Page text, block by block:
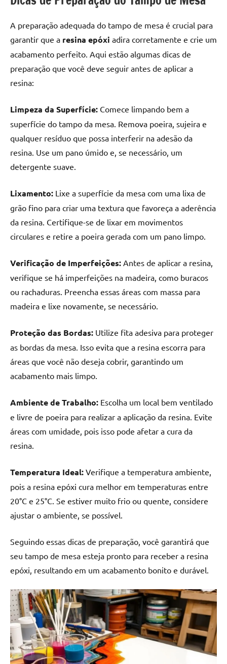
A preparação adequada do tampo de mesa é crucial para
garantir que a resina epóxi adira corretamente e crie um
acabamento perfeito. Aqui estão algumas dicas de
preparação que você deve seguir antes de aplicar a
resina:
Limpeza da Superfície: Comece limpando bem a
superfície do tampo da mesa. Remova poeira, sujeira e
qualquer resíduo que possa interferir na adesão da
resina. Use um pano úmido e, se necessário, um
detergente suave.
Lixamento: Lixe a superfície da mesa com uma lixa de
grão fino para criar uma textura que favoreça a aderência
da resina. Certifique-se de lixar em movimentos
circulares e retire a poeira gerada com um pano limpo.
Verificação de Imperfeições: Antes de aplicar a resina,
verifique se há imperfeições na madeira, como buracos
ou rachaduras. Preencha essas áreas com massa para
madeira e lixe novamente, se necessário.
Proteção das Bordas: Utilize fita adesiva para proteger
as bordas da mesa. Isso evita que a resina escorra para
áreas que você não deseja cobrir, garantindo um
acabamento mais limpo.
Ambiente de Trabalho: Escolha um local bem ventilado
e livre de poeira para realizar a aplicação da resina. Evite
áreas com umidade, pois isso pode afetar a cura da
resina.
Temperatura Ideal: Verifique a temperatura ambiente,
pois a resina epóxi cura melhor em temperaturas entre
20°C e 25°C. Se estiver muito frio ou quente, considere
ajustar o ambiente, se possível.
Seguindo essas dicas de preparação, você garantirá que
seu tampo de mesa esteja pronto para receber a resina
epóxi, resultando em um acabamento bonito e durável.